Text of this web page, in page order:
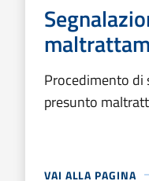
Procedimento di
presunto
VAI ALLA PAGINA